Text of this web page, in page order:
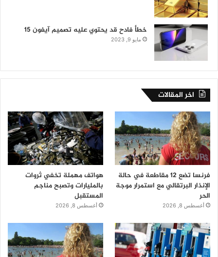
خطأ فادح قد يحتوي عليه تصميم آيفون 15
مايو 9, 2023
اخر المقالات
فرنسا تضع 12 مقاطعة في حالة
الإنذار البرتقالي مع استمرار موجة
الحر
أغسطس 8, 2026
هواتف مهملة تخفي ثروات
بالمليارات وتصبح مناجم
المستقبل
أغسطس 8, 2026